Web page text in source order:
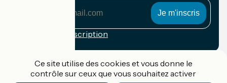
Conditions d'inscription
Ce site utilise des cookies et vous donne le
contrôle sur ceux que vous souhaitez activer